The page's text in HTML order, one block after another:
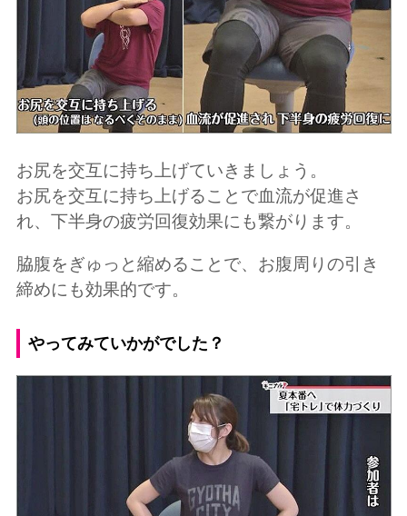
お尻を交互に持ち上げていきましょう。
お尻を交互に持ち上げることで血流が促進さ
れ、下半身の疲労回復効果にも繋がります。
脇腹をぎゅっと縮めることで、お腹周りの引き
締めにも効果的です。
やってみていかがでした？